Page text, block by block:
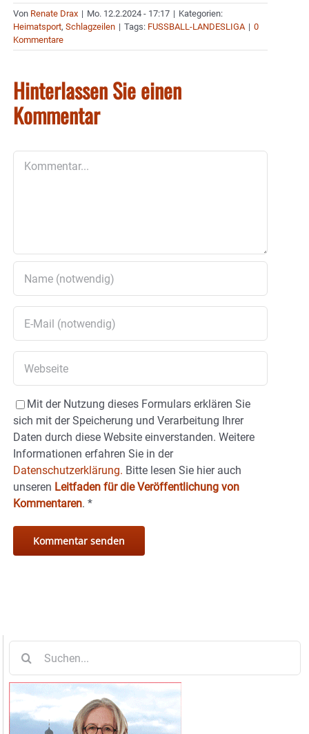
Von Renate Drax | Mo. 12.2.2024 - 17:17 | Kategorien:
Heimatsport, Schlagzeilen | Tags: FUSSBALL-LANDESLIGA | 0
Kommentare
Hinterlassen Sie einen
Kommentar
Mit der Nutzung dieses Formulars erklären Sie
sich mit der Speicherung und Verarbeitung Ihrer
Daten durch diese Website einverstanden. Weitere
Informationen erfahren Sie in der
Datenschutzerklärung. Bitte lesen Sie hier auch
unseren Leitfaden für die Veröffentlichung von
Kommentaren. *
nach: